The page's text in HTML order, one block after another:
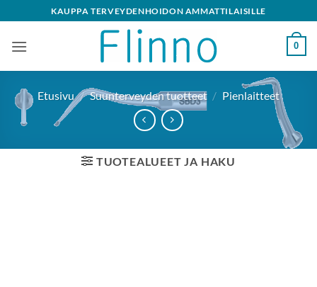
to
content
KAUPPA TERVEYDENHOIDON AMMATTILAISILLE
0
Etusivu / Suunterveyden tuotteet / Pienlaitteet
TUOTEALUEET JA HAKU